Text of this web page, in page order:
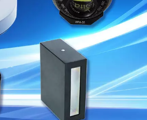
한국어
中文
Svenska språket
Lietuvos kalba